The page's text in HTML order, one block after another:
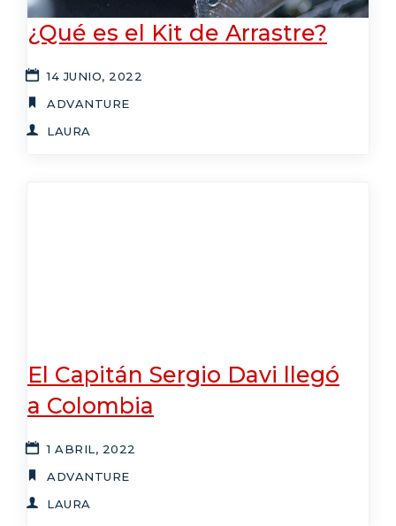
¿Qué es el Kit de Arrastre?
14 JUNIO, 2022
ADVANTURE
LAURA
El Capitán Sergio Davi llegó
a Colombia
1 ABRIL, 2022
ADVANTURE
LAURA